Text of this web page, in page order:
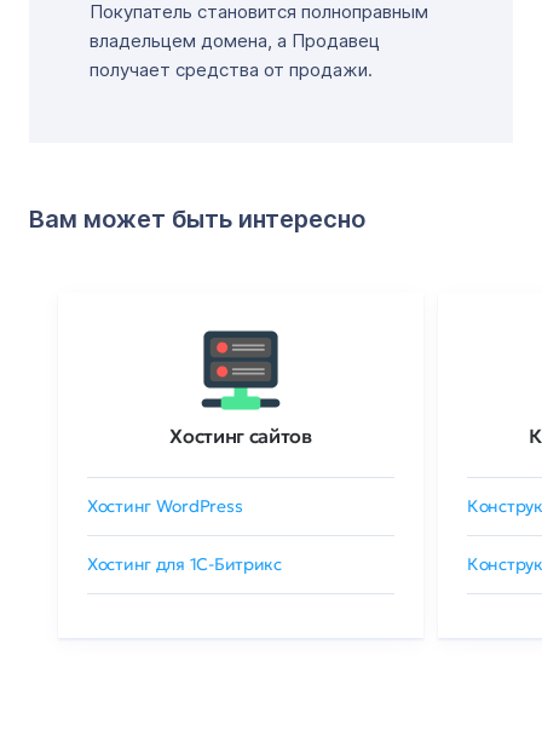
Покупатель становится полноправным
владельцем домена, а Продавец
получает средства от продажи.
Вам может быть интересно
Хостинг сайтов
Хостинг WordPress
Хостинг для 1C-Битрикс